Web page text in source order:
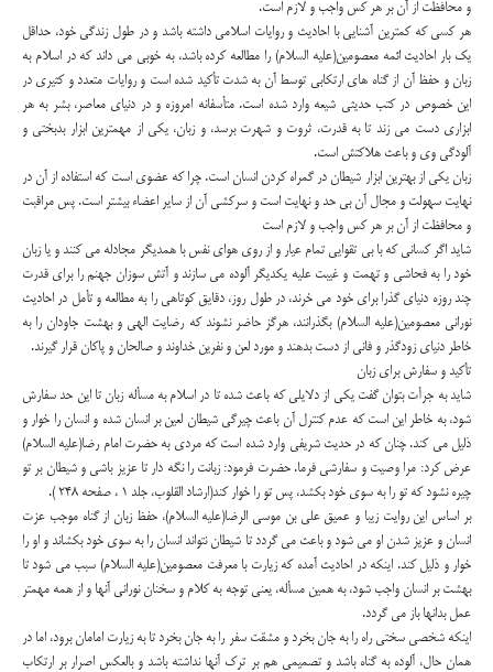
و محافظت از آن بر هر کس واجب و لازم است.
هر کسی که کمترین آشنایی با احادیث و روایات اسلامی داشته باشد و در طول زندگی خود، حداقل
یک بار احادیث ائمه معصومین(علیه السلام) را مطالعه کرده باشد، به خوبی می داند که در اسلام به
زبان و حفظ آن از گناه های ارتکابی توسط آن به شدت تأکید شده است و روایات متعدد و کثیری در
این خصوص در کتب حدیثی شیعه وارد شده است. متأسفانه امروزه و در دنیای معاصر، بشر به هر
ابزاری دست می زند تا به قدرت، ثروت و شهرت برسد، و زبان، یکی از مهمترین ابزار بدبختی و
آلودگی وی و باعث هلاکتش است.
زبان یکی از بهترین ابزار شیطان در گمراه کردن انسان است. چرا که عضوی است که استفاده از آن در
نهایت سهولت و مجال آن بی حد و نهایت است و سرکشی آن از سایر اعضاء بیشتر است. پس مراقبت
و محافظت از آن بر هر کس واجب و لازم است
شاید اگر کسانی که با بی تقوایی تمام عیار و از روی هوای نفس با همدیگر مجادله می کنند و یا زبان
خود را به فحاشی و تهمت و غیبت علیه یکدیگر آلوده می سازند و آتش سوزان جهنم را برای قدرت
چند روزه دنیای گذرا برای خود می خرند، در طول روز، دقایق کوتاهی را به مطالعه و تأمل در احادیث
نورانی معصومین(علیه السلام) بگذرانند، هرگز حاضر نشوند که رضایت الهی و بهشت جاودان را به
خاطر دنیای زودگذر و فانی از دست بدهند و مورد لعن و نفرین خداوند و صالحان و پاکان قرار گیرند.
تأکید و سفارش برای زبان
شاید به جرأت بتوان گفت یکی از دلایلی که باعث شده تا در اسلام به مسأله زبان تا این حد سفارش
شود، به خاطر این است که عدم کنترل آن باعث چیرگی شیطان لعین بر انسان شده و انسان را خوار و
ذلیل می کند. چنان که در حدیث شریفی وارد شده است که مردی به حضرت امام رضا(علیه السلام)
عرض کرد: مرا وصیت و سفارشی فرما. حضرت فرمود: زبانت را نگه دار تا عزیز باشی و شیطان بر تو
چیره نشود که تو را به سوی خود بکشد، پس تو را خوار کند(ارشاد القلوب، جلد 1 ، صفحه 248 ).
بر اساس این روایت زیبا و عمیق علی بن موسی الرضا(علیه السلام)، حفظ زبان از گناه موجب عزت
انسان و عزیز شدن او می شود و باعث می گردد تا شیطان نتواند انسان را به سوی خود بکشاند و او را
خوار و ذلیل کند. اینکه در احادیث آمده که زیارت با معرفت معصومین(علیه السلام) سبب می شود تا
بهشت بر انسان واجب شود، به همین مسأله، یعنی توجه به کلام و سخنان نورانی آنها و از همه مهمتر
عمل بدانها باز می گردد.
اینکه شخصی سختی راه را به جان بخرد و مشقت سفر را به جان بخرد تا به زیارت امامان برود، اما در
همان حال، آلوده به گناه باشد و تصمیمی هم بر ترک آنها نداشته باشد و بالعکس اصرار بر ارتکاب